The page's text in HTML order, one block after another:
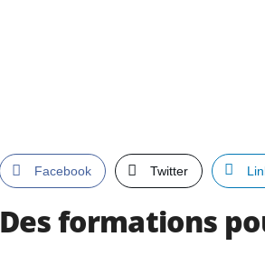
Facebook Twitter
Des formations